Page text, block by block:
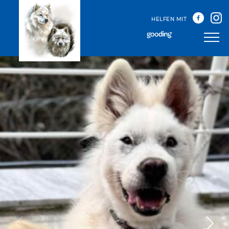
HELFEN MIT
Unsere Treffen
Happy Sammys